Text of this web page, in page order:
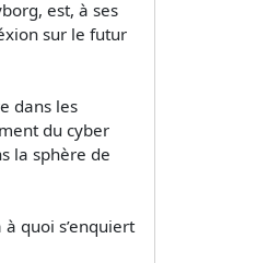
est, à ses
sur le futur
dans les
du cyber
la sphère de
quoi s’enquiert